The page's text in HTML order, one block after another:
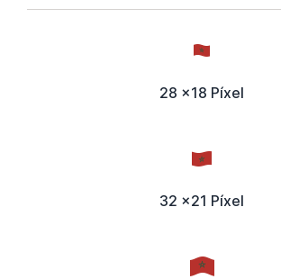
28 x18 Píxel
32 x21 Píxel